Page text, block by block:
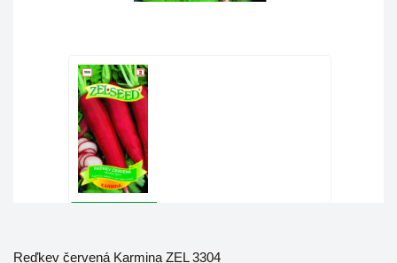
Reďkev červená Karmina ZEL 3304